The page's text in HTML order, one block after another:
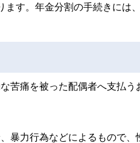
す。年金分割の手続きには
苦痛を被った配偶者へ支払
暴力行為などによるもので